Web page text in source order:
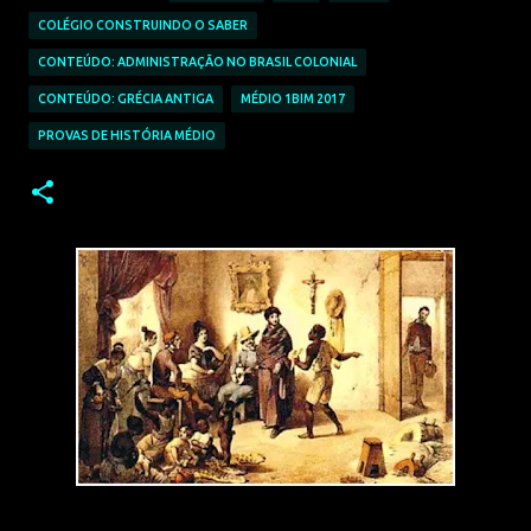
COLÉGIO CONSTRUINDO O SABER
CONTEÚDO: ADMINISTRAÇÃO NO BRASIL COLONIAL
CONTEÚDO: GRÉCIA ANTIGA MÉDIO 1BIM 2017
PROVAS DE HISTÓRIA MÉDIO